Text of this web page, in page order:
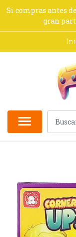
Si compras antes
gran